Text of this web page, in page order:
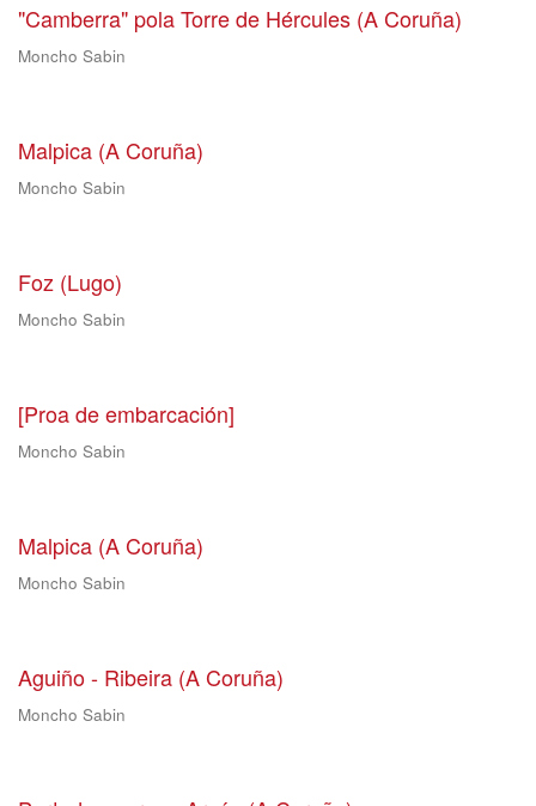
"Camberra" pola Torre de Hércules (A Coruña)
Moncho Sabin
Malpica (A Coruña)
Moncho Sabin
Foz (Lugo)
Moncho Sabin
[Proa de embarcación]
Moncho Sabin
Malpica (A Coruña)
Moncho Sabin
Aguiño - Ribeira (A Coruña)
Moncho Sabin